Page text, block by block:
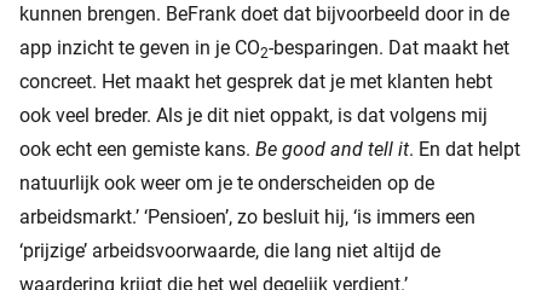
kunnen brengen. BeFrank doet dat bijvoorbeeld door in de
app inzicht te geven in je CO2-besparingen. Dat maakt het
concreet. Het maakt het gesprek dat je met klanten hebt
ook veel breder. Als je dit niet oppakt, is dat volgens mij
ook echt een gemiste kans. Be good and tell it. En dat helpt
natuurlijk ook weer om je te onderscheiden op de
arbeidsmarkt.’ ‘Pensioen’, zo besluit hij, ‘is immers een
‘prijzige’ arbeidsvoorwaarde, die lang niet altijd de
waardering krijgt die het wel degelijk verdient.’